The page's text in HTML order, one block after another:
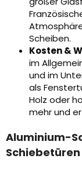
Scheiben.
Kosten &
im
und im
als
Holz oder
mehr und
Aluminium-
Schiebetüren